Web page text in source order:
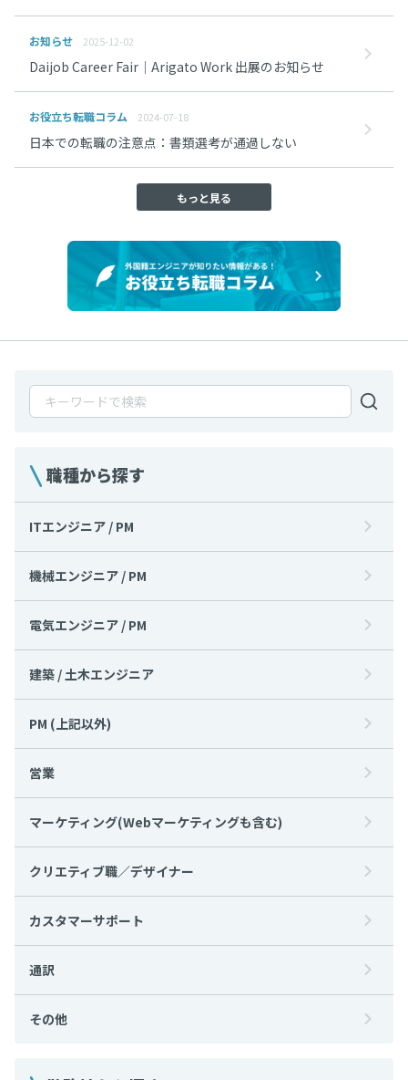
職種から探す
ITエンジニア / PM
機械エンジニア / PM
電気エンジニア / PM
建築 / 土木エンジニア
PM (上記以外)
営業
マーケティング(Webマーケティングも含む)
クリエティブ職／デザイナー
カスタマーサポート
通訳
その他
お知らせ 2025-12-02
Daijob Career Fair｜Arigato Work 出展のお知らせ
お役立ち転職コラム 2024-07-18
日本での転職の注意点：書類選考が通過しない
もっと見る